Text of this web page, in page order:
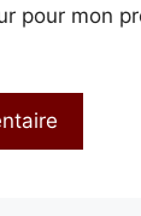
pour mon